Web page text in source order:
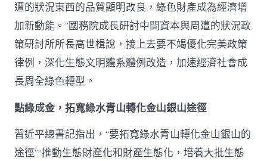
遭的狀況東西的品質顯明改良，綠色財產成為經濟增
加新動能。”國務院成長研討中間資本與周遭的狀況政
策研討所所長高世楫說，接上去要不竭優化完美政策
律例，深化生態文明體系體例改造，加速經濟社會成
長周全綠色轉型。
點綠成金，拓寬綠水青山轉化金山銀山途徑
習近平總書記指出，“要拓寬綠水青山轉化金山銀山的
途徑”“推動生態財產化和財產生態化，培養大批生態